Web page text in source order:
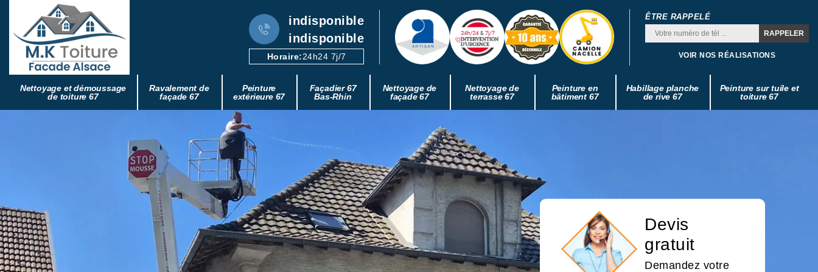
indisponible
indisponible
Horaire:24h24 7j/7
ÊTRE RAPPELÉ
VOIR NOS RÉALISATIONS
Nettoyage et démoussage
de toiture 67
Ravalement de
façade 67
Peinture
extérieure 67
Façadier 67
Bas-Rhin
Nettoyage de
façade 67
Nettoyage de
terrasse 67
Peinture en
bâtiment 67
Habillage planche
de rive 67
Peinture sur tuile et
toiture 67
Devis
gratuit
Demandez votre